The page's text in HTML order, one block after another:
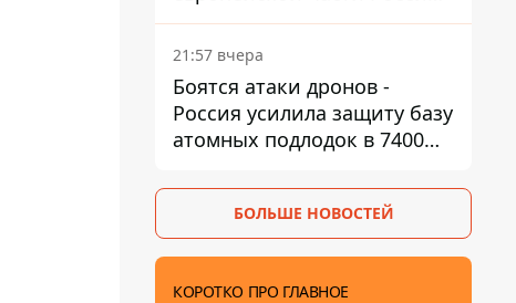
куда регулярно долетают
дроны
21:57 вчера
Боятся атаки дронов -
Россия усилила защиту базу
атомных подлодок в 7400
БОЛЬШЕ НОВОСТЕЙ
КОРОТКО ПРО ГЛАВНОЕ